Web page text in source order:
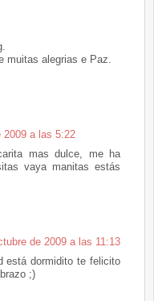
muitas alegrias e Paz.
2009 a las 5:22
mas dulce, me ha
vaya manitas estás
de 2009 a las 11:13
está dormidito te felicito
;)